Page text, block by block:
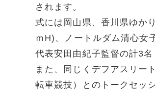
されます。
式には岡山県、香川県ゆか
ｍH)、ノートルダム清心女
代表安田由紀子監督の計3
また、同じくデフアスリー
転車競技）とのトークセッ